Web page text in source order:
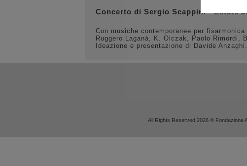
Concerto di Sergio Scappini - Estate
Con musiche contemporanee per
Ruggero Laganà, K. Olczak, Paolo Rimordi,
Ideazione e presentazione di Davide Anzaghi.
All Rights Reserved 2026 © Fondazione